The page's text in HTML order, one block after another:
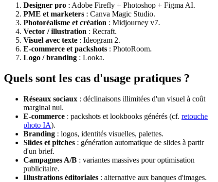
Designer pro : Adobe Firefly + Photoshop + Figma AI.
PME et marketers : Canva Magic Studio.
Photoréalisme et création : Midjourney v7.
Vector / illustration : Recraft.
Visuel avec texte : Ideogram 2.
E-commerce et packshots : PhotoRoom.
Logo / branding : Looka.
Quels sont les cas d'usage pratiques ?
Réseaux sociaux : déclinaisons illimitées d'un visuel à coût
marginal nul.
E-commerce : packshots et lookbooks générés (cf. retouche
photo IA).
Branding : logos, identités visuelles, palettes.
Slides et pitches : génération automatique de slides à partir
d'un brief.
Campagnes A/B : variantes massives pour optimisation
publicitaire.
Illustrations éditoriales : alternative aux banques d'images.